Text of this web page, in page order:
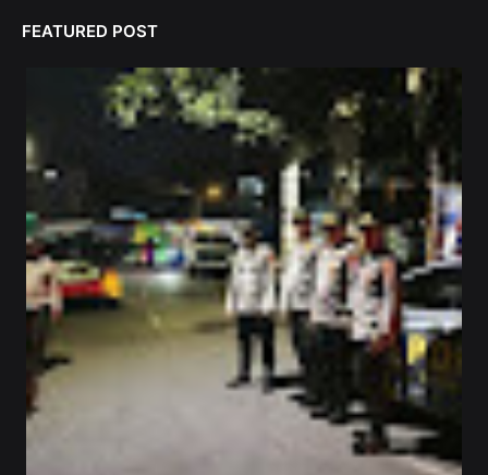
FEATURED POST